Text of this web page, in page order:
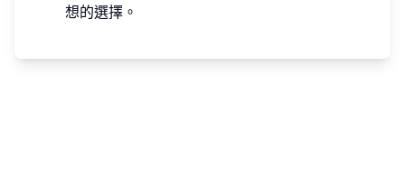
想的選擇。